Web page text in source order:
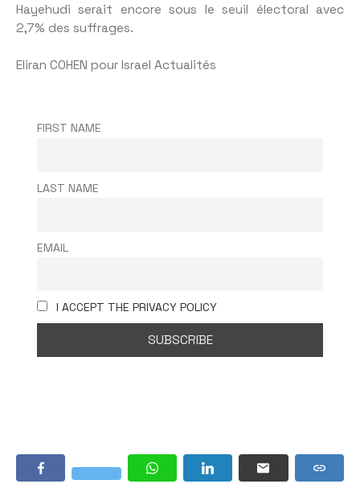
Hayehudi serait encore sous le seuil électoral avec
2,7% des suffrages.
Eliran COHEN pour Israel Actualités
FIRST NAME
LAST NAME
EMAIL
I ACCEPT THE PRIVACY POLICY